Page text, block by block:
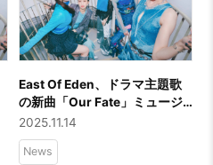
East Of Eden、ドラマ主題歌
の新曲「Our Fate」ミュージ
ック・ビデオがついに公開！
また2026年のツアーも決
定！！
2025.11.14
News